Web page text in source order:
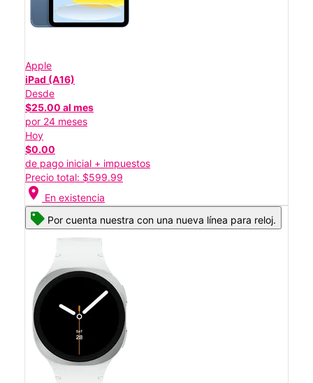
Apple
iPad (A16)
Desde
$25.00 al mes
por 24 meses
Hoy
$0.00
de pago inicial + impuestos
Precio total: $599.99
location_on En existencia
Por cuenta nuestra con una nueva línea para reloj.